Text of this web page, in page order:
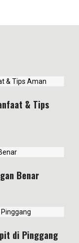
& Tips
Benar
di Pinggang